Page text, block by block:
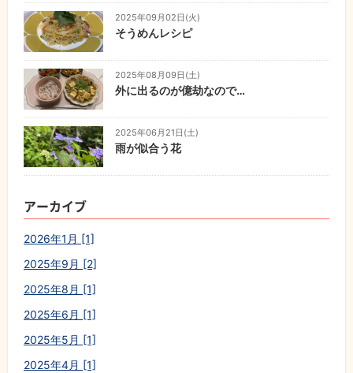
2025年09月02日(火)
そうめんレシピ
2025年08月09日(土)
外に出るのが億劫なので…
2025年06月21日(土)
雨が似合う花
アーカイブ
2026年1月 [1]
2025年9月 [2]
2025年8月 [1]
2025年6月 [1]
2025年5月 [1]
2025年4月 [1]